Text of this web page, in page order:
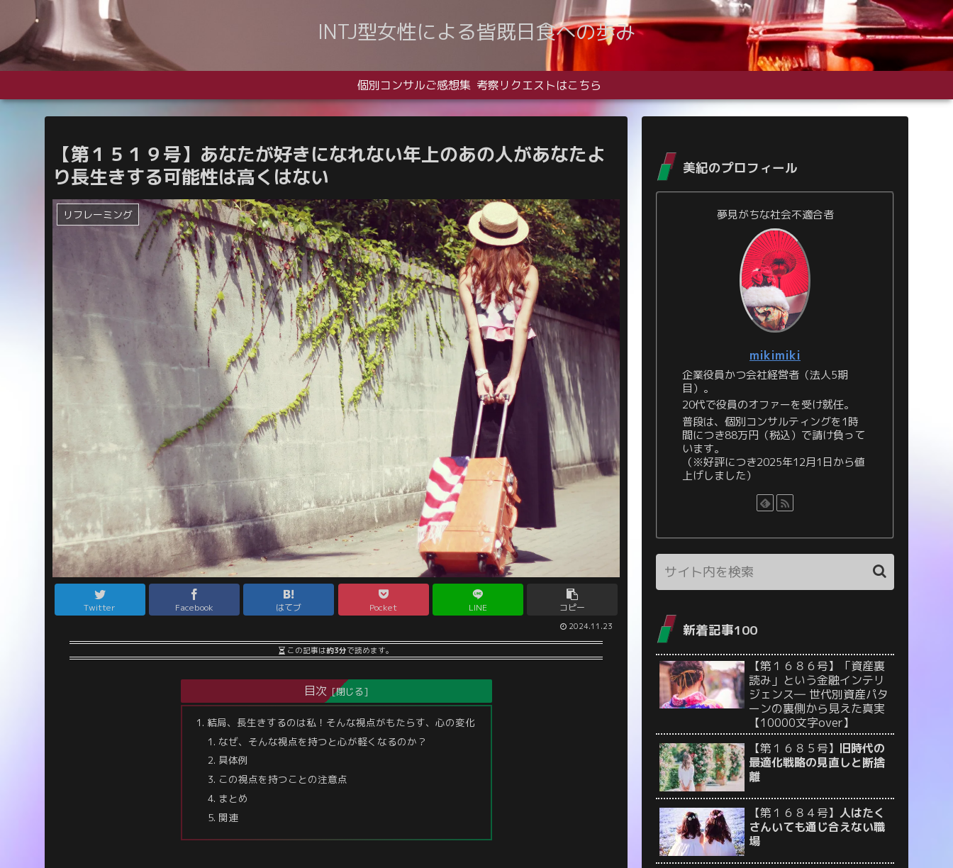
INTJ型女性による皆既日食への歩み
個別コンサルご感想集 考察リクエストはこちら
【第１５１９号】あなたが好きになれない年上のあの人があなたよ
り長生きする可能性は高くはない
リフレーミング
Twitter Facebook はてブ Pocket LINE コピー
2024.11.23
この記事は約3分で読めます。
目次
結局、長生きするのは私！そんな視点がもたらす、心の変化
なぜ、そんな視点を持つと心が軽くなるのか？
具体例
この視点を持つことの注意点
まとめ
関連
美紀のプロフィール
夢見がちな社会不適合者
mikimiki
企業役員かつ会社経営者（法人5期
目）。
20代で役員のオファーを受け就任。
普段は、個別コンサルティングを1時
間につき88万円（税込）で請け負って
います。
（※好評につき2025年12月1日から値
上げしました）
新着記事100
【第１６８６号】「資産裏
読み」という金融インテリ
ジェンス― 世代別資産パタ
ーンの裏側から見えた真実
【10000文字over】
【第１６８５号】 旧時代の
最適化戦略の見直しと断捨
離
【第１６８４号】 人はたく
さんいても通じ合えない職
場